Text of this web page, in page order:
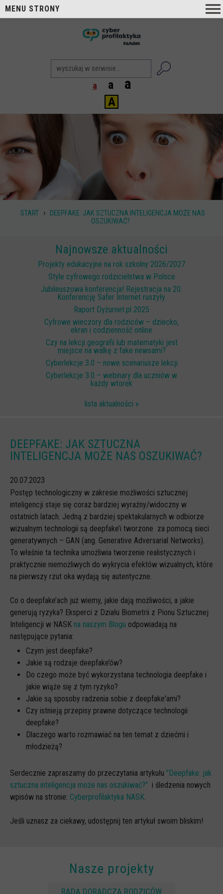
a a a
A
START › DEEPFAKE: JAK SZTUCZNA INTELIGENCJA MOŻE NAS
OSZUKIWAĆ?
Najnowsze aktualności
Projekty edukacyjne na rok szkolny 2026/2027
Style cyfrowego rodzicielstwa w Polsce
Jubileuszowa konferencja! Rejestracja na 20.
Konferencję Safer Internet ruszyły.
Raport Dyżurnet.pl 2025
Cyfrowe wieczory dla rodziców – dziecko,
ekran i codzienność online
Czy na lekcji geografii lub matematyki jest
miejsce na walkę z fake newsami?
Cyberlekcje 3.0 – nowe scenariusze lekcji
Cyberlekcje 3.0 – webinary dla uczniów w
każdy wtorek
lista aktualności »
DEEPFAKE: JAK SZTUCZNA
INTELIGENCJA MOŻE NAS OSZUKIWAĆ?
20.07.2023
Postęp technologiczny w zakresie możliwości sztucznej
inteligencji staje się coraz bardziej wyraźny/widoczny w
ostatnich latach. Jedną z bardziej spektakularnych w odbiorze
wizualnym technologii są deepfake’i tworzone za pomocą sieci
generatywnych – GAN (ang. Generative Adversarial Networks).
To właśnie ta technika umożliwia tworzenie realistycznych i
praktycznie niemożliwych do wykrycia efektów wizualnych, które
na pierwszy rzut oka wydają się autentyczne.
Co o deepfake’ach już wiemy, jakie dają możliwości, a jakie
generują ryzyka? Eksperci z Działu Biometrii z Pionu Sztucznej
Inteligencji w NASK na naszym Blogu odpowiadają na
następujące pytania:
Czym jest deepfake?
Jakie są rodzaje deepfake’ów?
Do czego może być wykorzystana technologia deepfake i
jakie wiąże się z tym ryzyko?
Jakie są sposoby radzenia sobie z deepfake'ami?
Czy istnieją przepisy prawne dotyczące technologii
deepfake?
Dlaczego warto rozmawiać na ten temat z dziećmi i
młodzieżą?
Serdecznie zapraszamy do przeczytania artykułu "Deepfake: jak
sztuczna inteligencja może nas oszukiwać?" i śledzenia nowych
wpisów na stronie: Cyberprofilaktyka NASK
Jeśli uznasz za ciekawy, udostępnij ten artykuł swoim bliskim!
Nasze projekty
RADA DORADCZA RODZICÓW
MENU STRONY
Cyberprofilaktyka NASK
Nasi Eksperci
Aktualności
Projekty
Aktualne
Zrealizowane
Biblioteka
Poradniki i publikacje
Dla nauczycieli
W sieci przyjaźni
(Nie)widzialne ślady online
Piosenka edukacyjna i teledysk
Cyberlekcje
Szkoła Sieci Społecznościowych
Plik i Folder
BEZPIECZNE WAKACJE 2022
RAZEM W SIECI
INFOGRAFIKI
SŁOWA Z SIECI NASZYCH DZIECI
Webinaria
Webinary CEDMO
Cykl webinarów - Gadanie o internecie
Cykl webinarów - marzec 2026
Multimedia
Kreskówki
Filmy
Spoty
Audiobooki
Infografiki
Badania i raporty
Gry
LARP o dezinformacji "Koryntia"
Gra karciana o deinformacji "Dezinfo"
Dane teleadresowe